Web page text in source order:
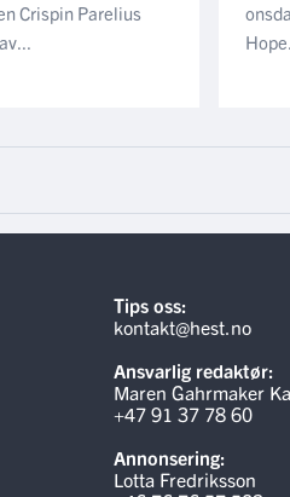
Crispin Parelius
Tips oss:
kontakt@hest.no
Ansvarlig redaktør:
Maren Gahrmaker
+47 91 37 78 60
Annonsering:
Lotta Fredriksson